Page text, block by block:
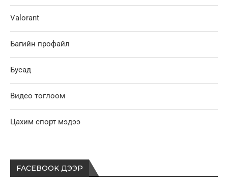
Valorant
Багийн профайл
Бусад
Видео тоглоом
Цахим спорт мэдээ
FACEBOOK ДЭЭР